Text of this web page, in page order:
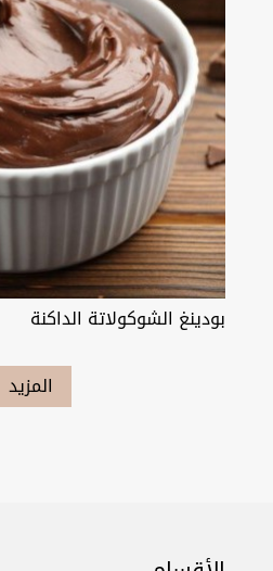
بودينغ الشوكولاتة الداكنة
المزيد